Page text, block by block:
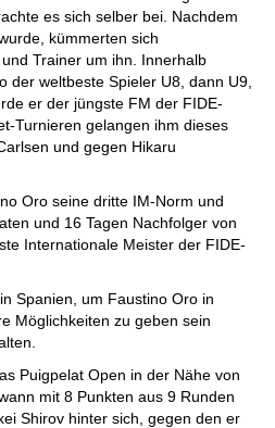
es sich selber bei. Nachdem
kümmerten sich
Trainer um ihn. Innerhalb
der weltbeste Spieler U8, dann U9,
er der jüngste FM der FIDE-
Turnieren gelangen ihm dieses
und gegen Hikaru
Oro seine dritte IM-Norm und
und 16 Tagen Nachfolger von
Internationale Meister der FIDE-
Spanien, um Faustino Oro in
Möglichkeiten zu geben sein
Puigpelat Open in der Nähe von
mit 8 Punkten aus 9 Runden
Shirov hinter sich, gegen den er